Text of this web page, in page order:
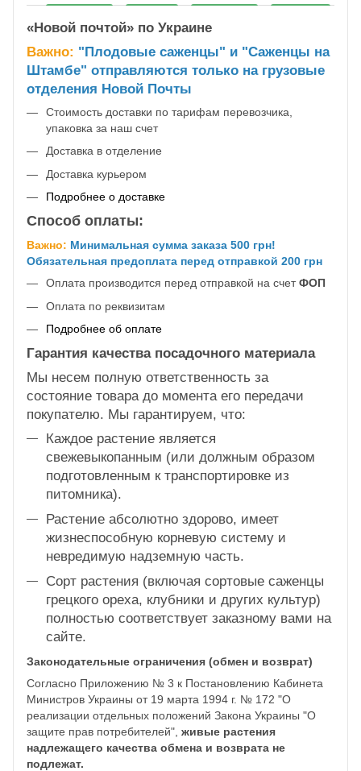
«Новой почтой» по Украине
Важно: "Плодовые саженцы" и "Саженцы на
Штамбе" отправляются только на грузовые
отделения Новой Почты
Стоимость доставки по тарифам перевозчика,
упаковка за наш счет
Доставка в отделение
Доставка курьером
Подробнее о доставке
Способ оплаты:
Важно: Минимальная сумма заказа 500 грн!
Обязательная предоплата перед отправкой 200 грн
Оплата производится перед отправкой на счетФОП
Оплата по реквизитам
Подробнее об оплате
Гарантия качества посадочного материала
Мы несем полную ответственность за
состояние товара до момента его передачи
покупателю. Мы гарантируем, что:
Каждое растение является
свежевыкопанным (или должным образом
подготовленным к транспортировке из
питомника).
Растение абсолютно здорово, имеет
жизнеспособную корневую систему и
невредимую надземную часть.
Сорт растения (включая сортовые саженцы
грецкого ореха, клубники и других культур)
полностью соответствует заказному вами на
сайте.
Законодательные ограничения (обмен и возврат)
Согласно Приложению № 3 к Постановлению Кабинета
Министров Украины от 19 марта 1994 г. № 172 "О
реализации отдельных положений Закона Украины "О
защите прав потребителей", живые растения
надлежащего качества обмена и возврата не
подлежат.